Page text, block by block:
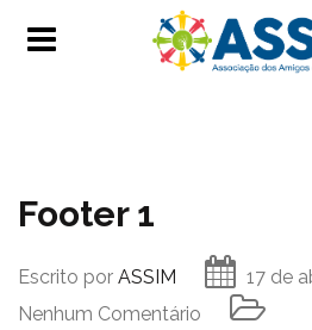
Footer 1
Escrito por ASSIM
17 de
Nenhum Comentário